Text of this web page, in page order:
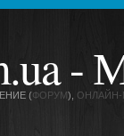
-
(ФОРУМ), ОНЛАЙН-